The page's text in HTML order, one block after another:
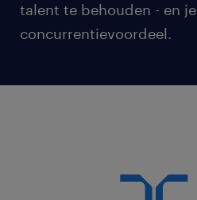
talent te behouden - en je
concurrentievoordeel.